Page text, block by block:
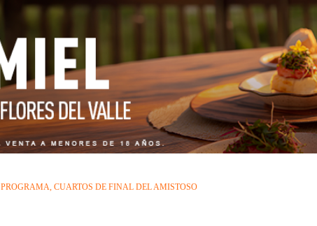
PROGRAMA, CUARTOS DE FINAL DEL AMISTOSO